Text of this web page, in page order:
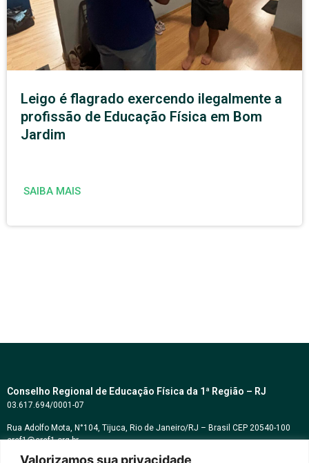
Valorizamos sua privacidade
Leigo é flagrado exercendo ilegalmente a
profissão de Educação Física em Bom
Jardim
SAIBA MAIS
Conselho Regional de Educação Física da 1ª Região – RJ
03.617.694/0001-07
Rua Adolfo Mota, N°104, Tijuca, Rio de Janeiro/RJ – Brasil CEP 20540-100
cref1@cref1.org.br